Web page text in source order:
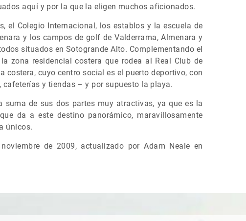
aquí y por la que la eligen muchos aficionados.
el Colegio Internacional, los establos y la escuela de
y los campos de golf de Valderrama, Almenara y
situados en Sotogrande Alto. Complementando el
zona residencial costera que rodea al Real Club de
costera, cuyo centro social es el puerto deportivo, con
cafeterías y tiendas – y por supuesto la playa.
suma de sus dos partes muy atractivas, ya que es la
da a este destino panorámico, maravillosamente
únicos.
de 2009, actualizado por Adam Neale en